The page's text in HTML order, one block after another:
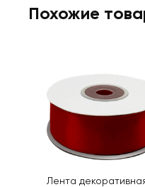
Похожие
Лента